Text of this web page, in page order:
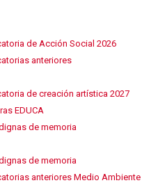
de Acción Social 2026
anteriores
de creación artística 2027
EDUCA
de memoria
de memoria
anteriores Medio Ambiente